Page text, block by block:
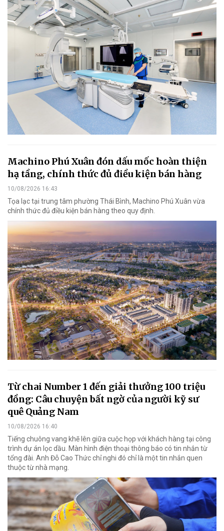
Machino Phú Xuân đón dấu mốc hoàn thiện
hạ tầng, chính thức đủ điều kiện bán hàng
10/08/2026 16:43
Tọa lạc tại trung tâm phường Thái Bình, Machino Phú Xuân vừa
chính thức đủ điều kiện bán hàng theo quy định.
Từ chai Number 1 đến giải thưởng 100 triệu
đồng: Câu chuyện bất ngờ của người kỹ sư
quê Quảng Nam
10/08/2026 16:40
Tiếng chuông vang khẽ lên giữa cuộc họp với khách hàng tại công
trình dự án lọc dầu. Màn hình điện thoại thông báo có tin nhắn từ
tổng đài. Anh Đỗ Cao Thức chỉ nghi đó chỉ là một tin nhắn quen
thuộc từ nhà mạng.